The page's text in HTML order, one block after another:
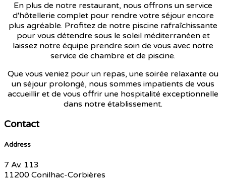
En plus de notre restaurant, nous offrons un service
d'hôtellerie complet pour rendre votre séjour encore
plus agréable. Profitez de notre piscine rafraîchissante
pour vous détendre sous le soleil méditerranéen et
laissez notre équipe prendre soin de vous avec notre
service de chambre et de piscine.
Que vous veniez pour un repas, une soirée relaxante ou
un séjour prolongé, nous sommes impatients de vous
accueillir et de vous offrir une hospitalité exceptionnelle
dans notre établissement.
Contact
Address
7 Av. 113
11200 Conilhac-Corbières